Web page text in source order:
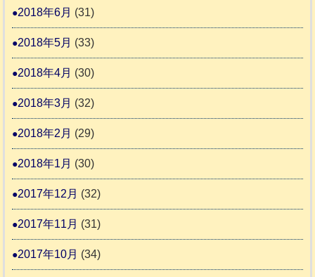
2018年6月 (31)
2018年5月 (33)
2018年4月 (30)
2018年3月 (32)
2018年2月 (29)
2018年1月 (30)
2017年12月 (32)
2017年11月 (31)
2017年10月 (34)